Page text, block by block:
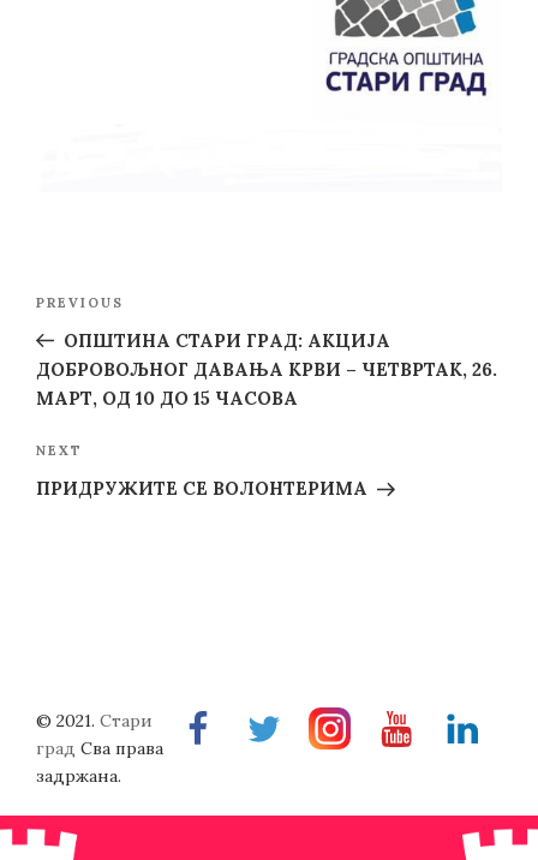
Previous
Post
PREVIOUS
ОПШТИНА СТАРИ ГРАД: АКЦИЈА
ДОБРОВОЉНОГ ДАВАЊА КРВИ – ЧЕТВРТАК, 26.
МАРТ, ОД 10 ДО 15 ЧАСОВА
Next
Post
NEXT
ПРИДРУЖИТЕ СЕ ВОЛОНТЕРИМА
FacebookTwitterInstragramYoutubeLinkedin
© 2021. Стари
град Сва права
задржана.